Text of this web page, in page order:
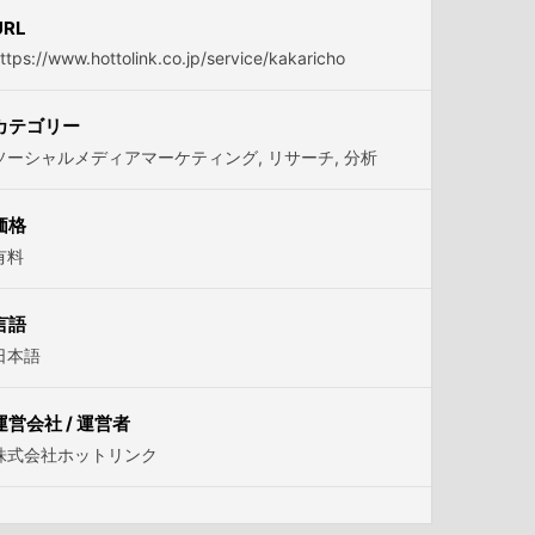
www.hottolink.co.jp/service/kakaricho
テゴリー
ーシャルメディアマーケティング, リサーチ, 分析
格
料
語
本語
営会社 / 運営者
式会社ホットリンク